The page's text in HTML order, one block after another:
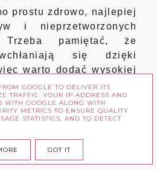
prostu zdrowo, najlepiej
i nieprzetworzonych
Trzeba pamiętać, że
się dzięki
warto dodać wysokiej
( do sałatek np. ),
virgin i najlepiej na
i zdrowo
GOOGLE TO DELIVER ITS
TRAFFIC. YOUR IP ADDRESS AND
WITH GOOGLE ALONG WITH
METRICS TO ENSURE QUALITY
STATISTICS, AND TO DETECT
GOT IT